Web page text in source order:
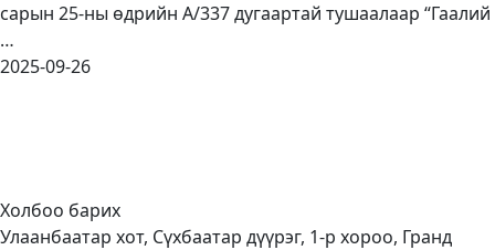
сарын 25-ны өдрийн А/337 дугаартай тушаалаар “Гаалий
…
2025-09-26
Холбоо барих
Улаанбаатар хот, Сүхбаатар дүүрэг, 1-р хороо, Гранд